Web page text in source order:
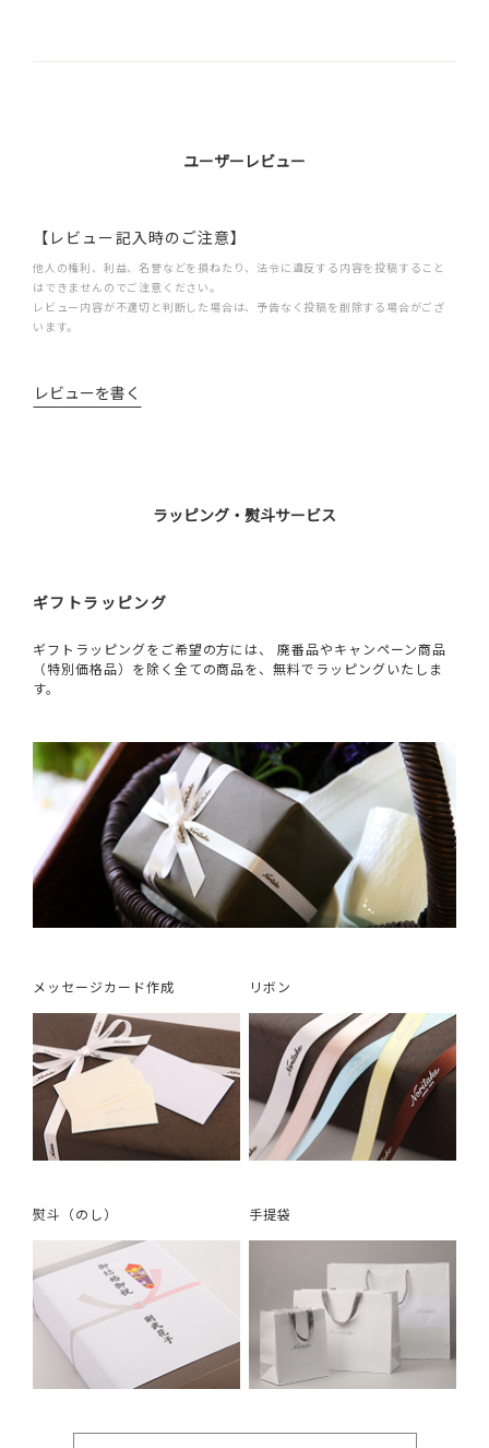
ユーザーレビュー
【レビュー記入時のご注意】
他人の権利、利益、名誉などを損ねたり、法令に違反する内容を投稿すること
はできませんのでご注意ください。
レビュー内容が不適切と判断した場合は、予告なく投稿を削除する場合がござ
います。
レビューを書く
ラッピング・熨斗サービス
ギフトラッピング
ギフトラッピングをご希望の方には、 廃番品やキャンペーン商品
（特別価格品）を除く全ての商品を、無料でラッピングいたしま
す。
メッセージカード作成 リボン
熨斗（のし） 手提袋